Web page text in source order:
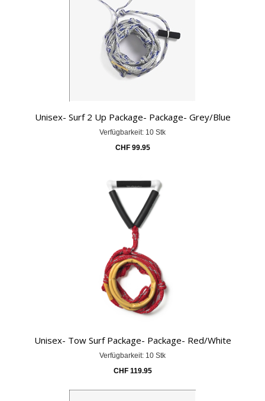
Unisex- Surf 2 Up Package- Package- Grey/Blue
Verfügbarkeit: 10 Stk
CHF99.95
Unisex- Tow Surf Package- Package- Red/White
Verfügbarkeit: 10 Stk
CHF119.95